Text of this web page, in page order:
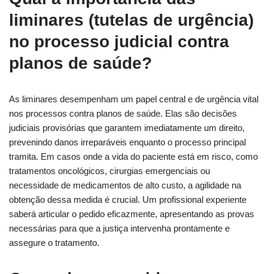
liminares (tutelas de urgência)
no processo judicial contra
planos de saúde?
As liminares desempenham um papel central e de urgência vital
nos processos contra planos de saúde. Elas são decisões
judiciais provisórias que garantem imediatamente um direito,
prevenindo danos irreparáveis enquanto o processo principal
tramita. Em casos onde a vida do paciente está em risco, como
tratamentos oncológicos, cirurgias emergenciais ou
necessidade de medicamentos de alto custo, a agilidade na
obtenção dessa medida é crucial. Um profissional experiente
saberá articular o pedido eficazmente, apresentando as provas
necessárias para que a justiça intervenha prontamente e
assegure o tratamento.